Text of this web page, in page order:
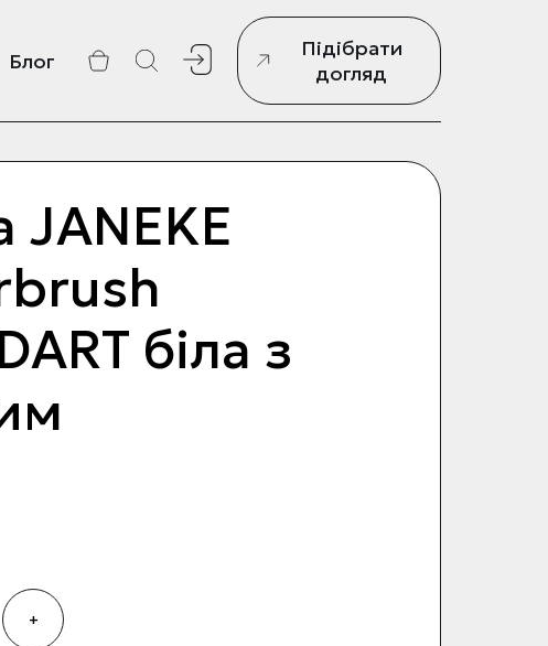
Блог
Підібрати
догляд
JANEKE
біла з
+